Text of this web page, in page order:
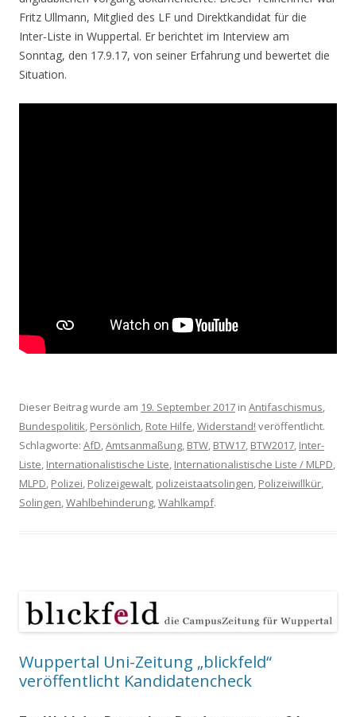
Fritz Ullmann, Mitglied des LF und Direktkandidat für die
Inter-Liste in Wuppertal. Er berichtet im Interview am
Sonntag, den 17.9.17, von seiner Erfahrung und bewertet die
Situation.
Dieser Beitrag wurde am 19. September 2017 in Antifaschismus,
Bundespolitik, Persönlich, Rote Hilfe,Widerstand! veröffentlicht.
Schlagworte: AfD,Amtsanmaßung, BTW, BTW17, BTW2017, Inter-
Liste, Internationalistische Liste, Internationalistische Liste / MLPD,
MLPD, Polizei, Polizeigewalt, polizeistaatsolingen, Polizeiwillkür,
Solingen,Wahlbehinderung,Wahlkampf.
Wuppertal Uni-Zeitung „blickfeld“
veröffentlicht Kandidatencheck